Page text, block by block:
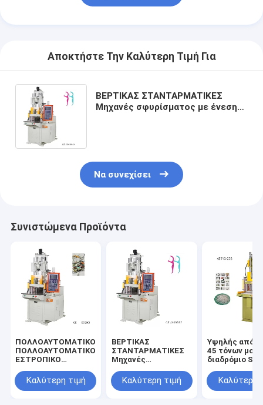
Αποκτήστε Την Καλύτερη Τιμή Για
ΒΕΡΤΙΚΑΣ ΣΤΑΝΤΑΡΜΑΤΙΚΕΣ
Μηχανές σφυρίσματος με ένεση
Να συνεχίσει
Συνιστώμενα Προϊόντα
ΠΟΛΛΟΑΥΤΟΜΑΤΙΚΟ
ΠΟΛΛΟΑΥΤΟΜΑΤΙΚΟ
ΕΣΤΡΟΠΙΚΟ
ΤΗΜΑΤΙΚΟ
ΤΗΜΑΤΙΚΟ
Καλύτερη τιμή
ΒΕΡΤΙΚΑΣ
ΣΤΑΝΤΑΡΜΑΤΙΚΕΣ
Μηχανές
ένεση από πλαστικό
υλικό για ράβδους
Καλύτερη τιμή
Υψηλής
45 τόνων μονό
διαδρόμιο
Injection
Machine
Καλύτερη